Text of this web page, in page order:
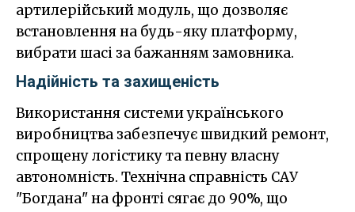
артилерійський модуль, що дозволяє
встановлення на будь-яку платформу,
вибрати шасі за бажанням замовника.
Надійність та захищеність
Використання системи українського
виробництва забезпечує швидкий ремонт,
спрощену логістику та певну власну
автономність. Технічна справність САУ
"Богдана" на фронті сягає до 90%, що